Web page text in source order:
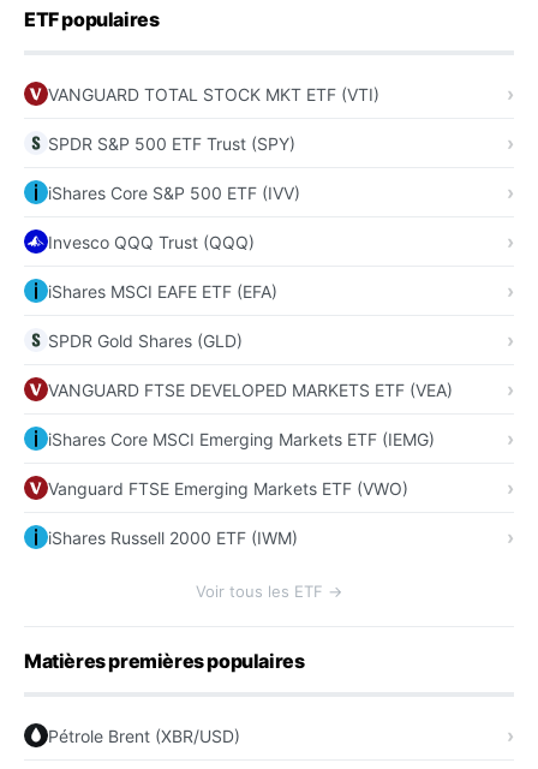
ETF populaires
VANGUARD TOTAL STOCK MKT ETF (VTI)
SPDR S&P 500 ETF Trust (SPY)
iShares Core S&P 500 ETF (IVV)
Invesco QQQ Trust (QQQ)
iShares MSCI EAFE ETF (EFA)
SPDR Gold Shares (GLD)
VANGUARD FTSE DEVELOPED MARKETS ETF (VEA)
iShares Core MSCI Emerging Markets ETF (IEMG)
Vanguard FTSE Emerging Markets ETF (VWO)
iShares Russell 2000 ETF (IWM)
Voir tous les ETF →
Matières premières populaires
Pétrole Brent (XBR/USD)